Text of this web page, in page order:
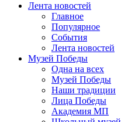
Лента новостей
Главное
Популярное
События
Лента новостей
Музей Победы
Одна на всех
Музей Победы
Наши традиции
Лица Победы
Академия МП